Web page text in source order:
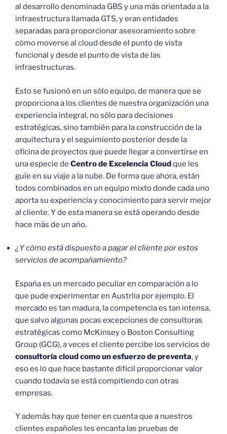
al desarrollo denominada GBS y una más orientada a la
infraestructura llamada GTS, y eran entidades
separadas para proporcionar asesoramiento sobre
cómo moverse al cloud desde el punto de vista
funcional y desde el punto de vista de las
infraestructuras.
Esto se fusionó en un sólo equipo, de manera que se
proporciona a los clientes de nuestra organización una
experiencia integral, no sólo para decisiones
estratégicas, sino también para la construcción de la
arquitectura y el seguimiento posterior desde la
oficina de proyectos que puede llegar a convertirse en
una especie de Centro de Excelencia Cloudque les
guíe en su viaje a la nube. De forma que ahora, están
todos combinados en un equipo mixto donde cada uno
aporta su experiencia y conocimiento para servir mejor
al cliente. Y de esta manera se está operando desde
hace más de un año.
¿Y cómo está dispuesto a pagar el cliente por estos
servicios de acompañamiento?
España es un mercado peculiar en comparación a lo
que pude experimentar en Austrlia por ejemplo. El
mercado es tan madura, la competencia es tan intensa,
que salvo algunas pocas excepciones de consultoras
estratégicas como McKinsey o Boston Consulting
Group (GCG), a veces el cliente percibe los servicios de
consultoría cloud como un esfuerzo de preventa, y
eso es lo que hace bastante difícil proporcionar valor
cuando todavía se está compitiendo con otras
empresas.
Y además hay que tener en cuenta que a nuestros
clientes españoles les encanta las pruebas de